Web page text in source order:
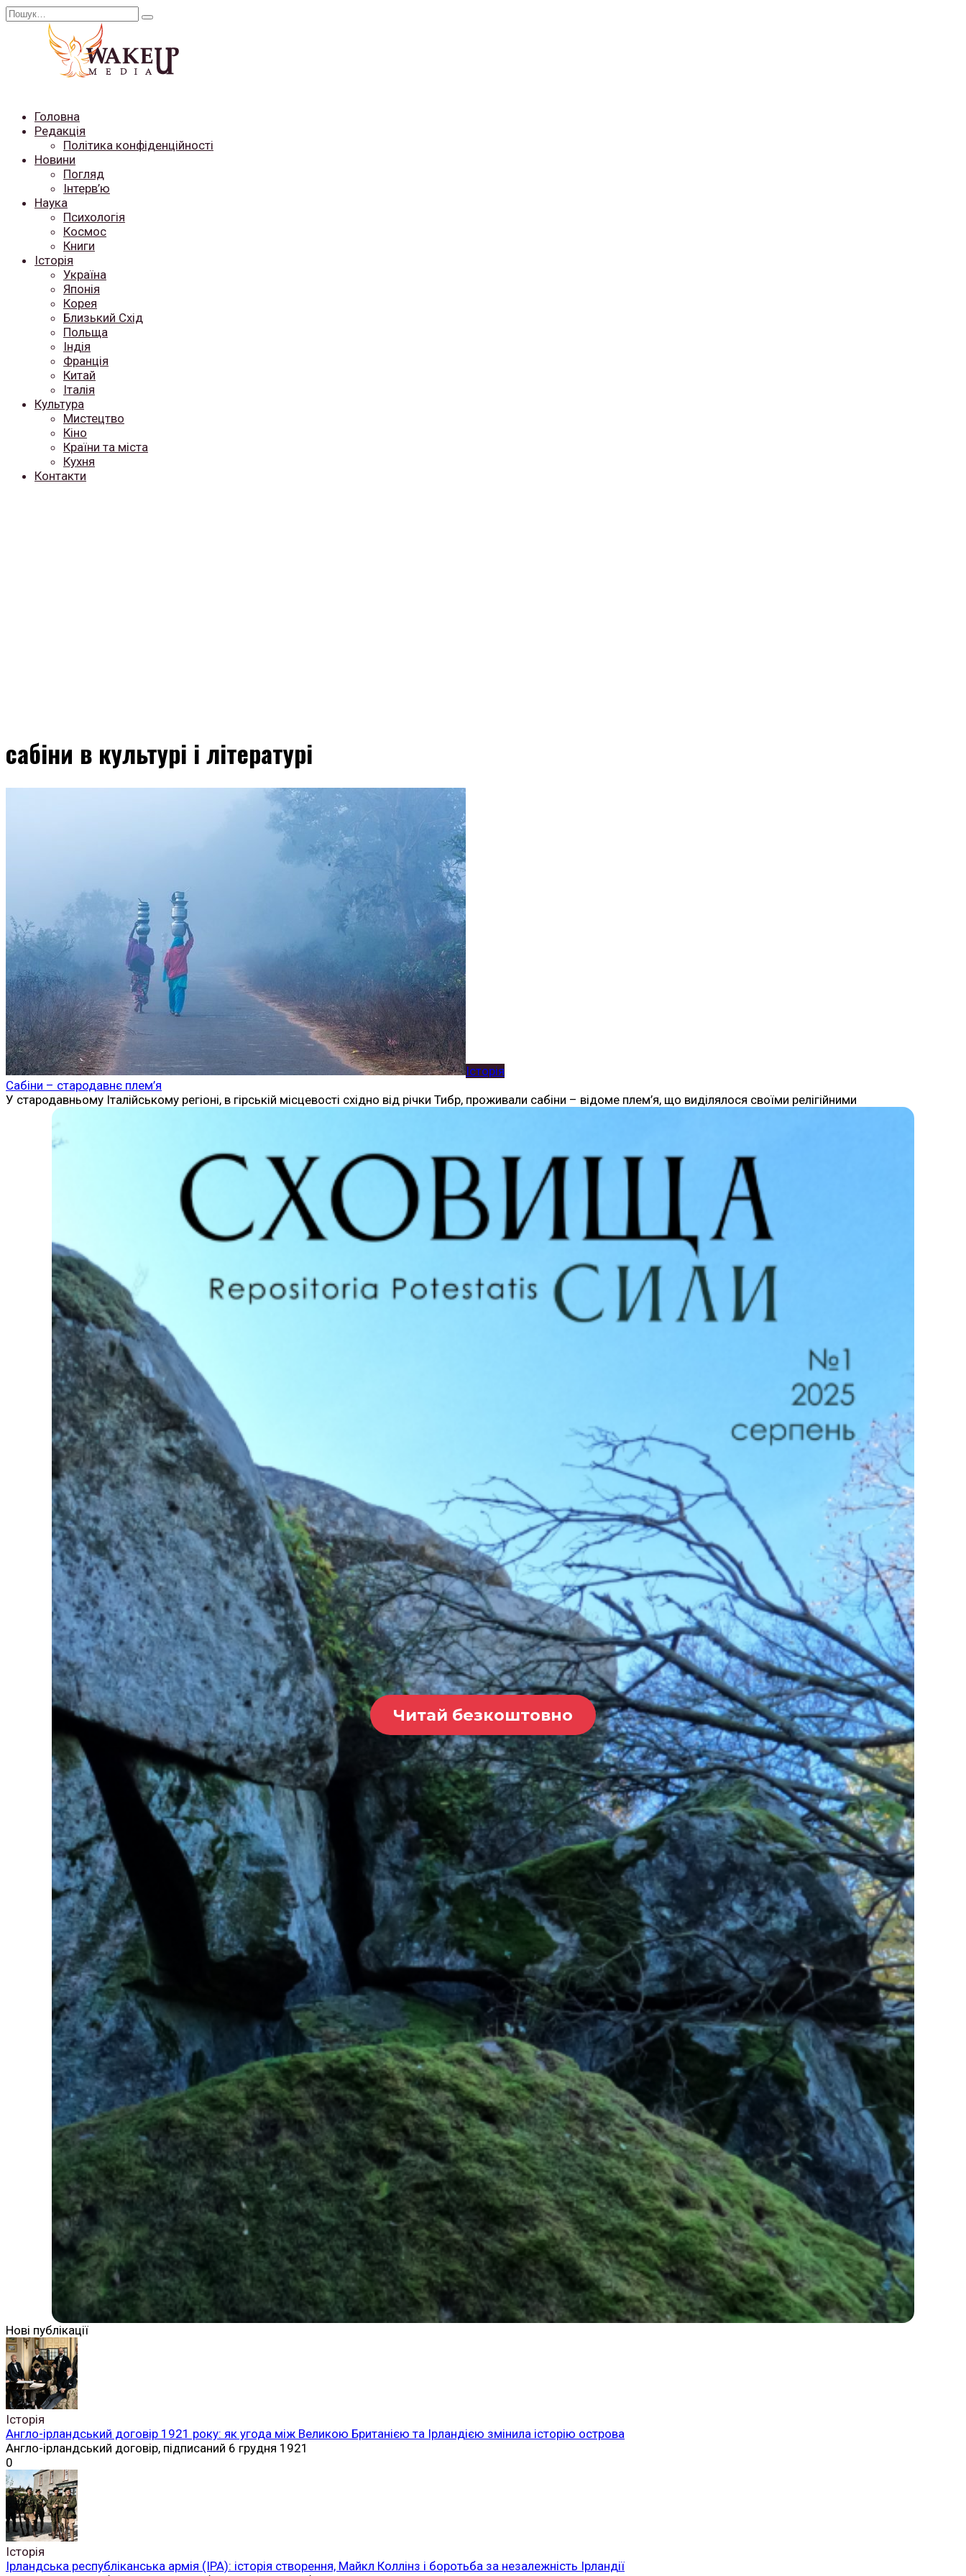
Перейти
Search
Головна
Редакція
Політика конфіденційності
Новини
Погляд
Інтерв’ю
Наука
Психологія
Космос
Книги
Історія
Україна
Японія
Корея
Близький Схід
Польща
Індія
Франція
Китай
Італія
Культура
Мистецтво
Кіно
Країни та міста
Кухня
Контакти
сабіни в культурі і літературі
Історія
Сабіни – стародавнє плем’я
У стародавньому Італійському регіоні, в гірській місцевості східно від річки Тибр, проживали сабіни – відоме плем’я, що виділялося своїми релігійними
Читай безкоштовно
Нові публікації
Історія
Англо-ірландський договір 1921 року: як угода між Великою Британією та Ірландією змінила історію острова
Англо-ірландський договір, підписаний 6 грудня 1921
0
Історія
Ірландська республіканська армія (ІРА): історія створення, Майкл Коллінз і боротьба за незалежність Ірландії